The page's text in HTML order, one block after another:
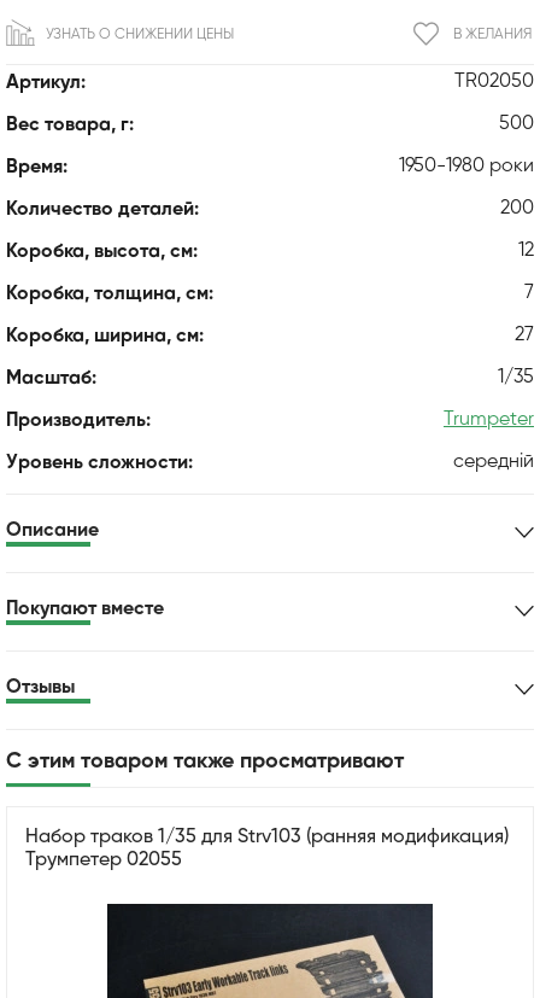
Артикул: TR02050
Вес товара, г: 500
Время: 1950-1980 роки
Количество деталей: 200
Коробка, высота, см: 12
Коробка, толщина, см: 7
Коробка, ширина, см: 27
Масштаб: 1/35
Производитель: Trumpeter
Уровень сложности: середній
В ЖЕЛАНИЯ
УЗНАТЬ О СНИЖЕНИИ ЦЕНЫ
Описание
Покупают вместе
Отзывы
С этим товаром также просматривают
Набор траков 1/35 для Strv103 (ранняя модификация)
Трумпетер 02055